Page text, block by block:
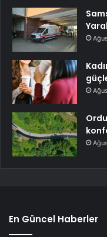
En Güncel Haberler